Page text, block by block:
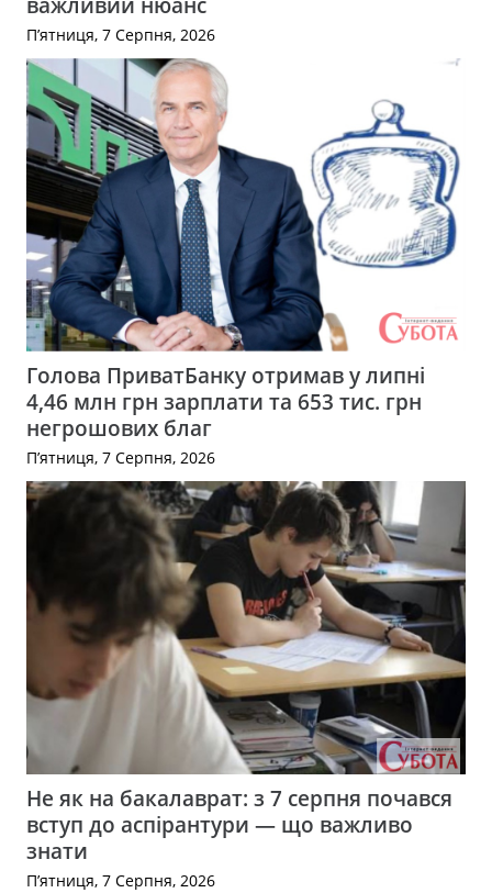
П’ятниця, 7 Серпня, 2026
Голова ПриватБанку отримав у липні
4,46 млн грн зарплати та 653 тис. грн
негрошових благ
П’ятниця, 7 Серпня, 2026
Не як на бакалаврат: з 7 серпня почався
вступ до аспірантури — що важливо
знати
П’ятниця, 7 Серпня, 2026